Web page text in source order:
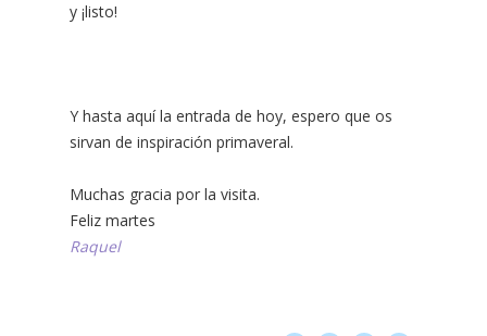
y ¡listo!
Y hasta aquí la entrada de hoy, espero que os
sirvan de inspiración primaveral.
Muchas gracia por la visita.
Feliz martes
Raquel